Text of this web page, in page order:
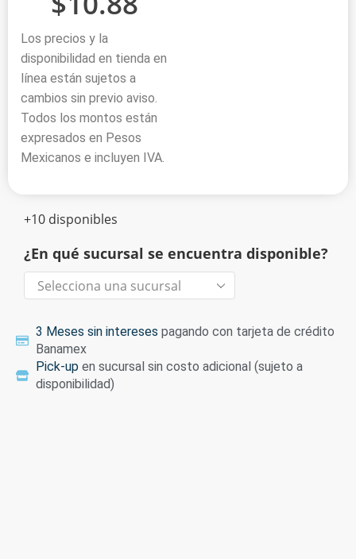
Los precios y la
disponibilidad en tienda en
línea están sujetos a
cambios sin previo aviso.
Todos los montos están
expresados en Pesos
Mexicanos e incluyen IVA.
+10 disponibles
¿En qué sucursal se encuentra disponible?
3 Meses sin intereses pagando con tarjeta de crédito
Banamex
Pick-up en sucursal sin costo adicional (sujeto a
disponibilidad)